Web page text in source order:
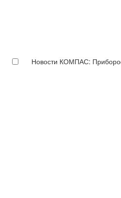
Новости КОМПАС: